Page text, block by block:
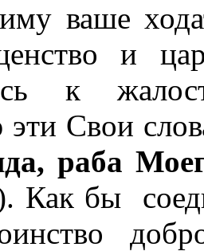
ваше
и
к
Свои
раба
Как бы